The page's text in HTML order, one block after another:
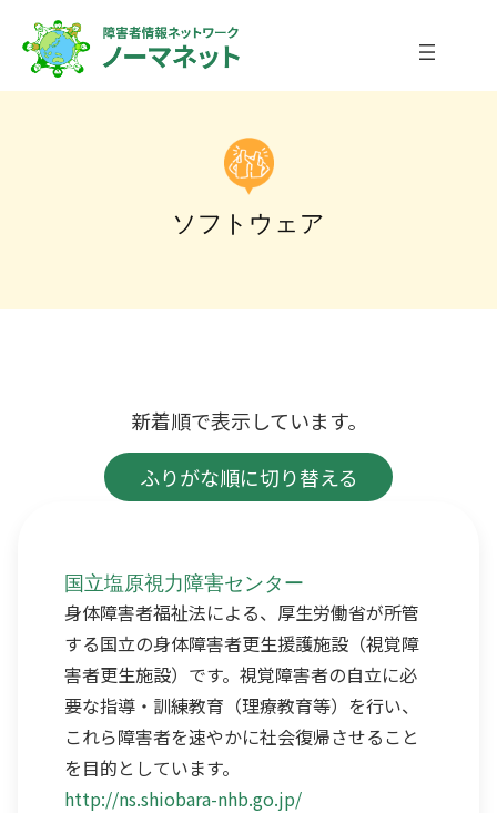
ソフトウェア
新着順で表示しています。
ふりがな順に切り替える
国立塩原視力障害センター
身体障害者福祉法による、厚生労働省が所管
する国立の身体障害者更生援護施設（視覚障
害者更生施設）です。視覚障害者の自立に必
要な指導・訓練教育（理療教育等）を行い、
これら障害者を速やかに社会復帰させること
を目的としています。
http://ns.shiobara-nhb.go.jp/